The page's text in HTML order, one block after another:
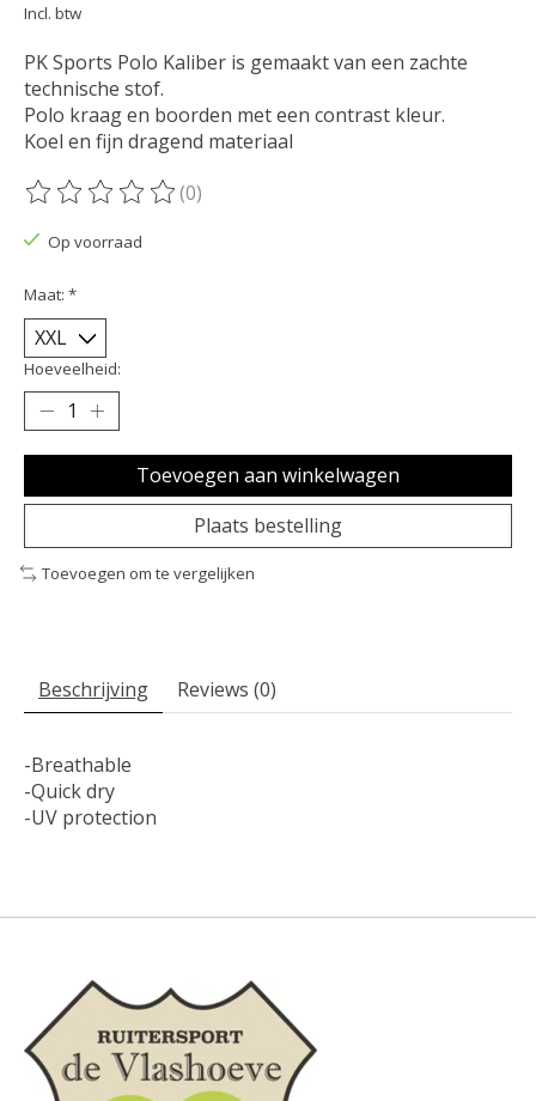
Incl. btw
PK Sports Polo Kaliber is gemaakt van een zachte
technische stof.
Polo kraag en boorden met een contrast kleur.
Koel en fijn dragend materiaal
De beoordeling van dit product is
(0)
Op voorraad
Maat: *
Hoeveelheid:
Toevoegen aan winkelwagen
Plaats bestelling
Toevoegen om te vergelijken
Beschrijving Reviews (0)
-Breathable
-Quick dry
-UV protection